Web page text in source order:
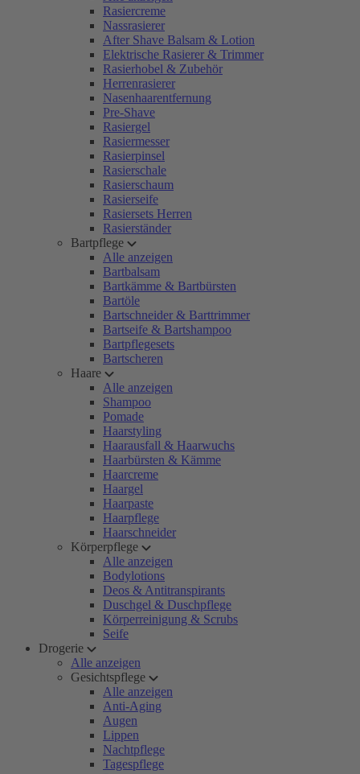
Rasiercreme
Nassrasierer
After Shave Balsam & Lotion
Elektrische Rasierer & Trimmer
Rasierhobel & Zubehör
Herrenrasierer
Nasenhaarentfernung
Pre-Shave
Rasiergel
Rasiermesser
Rasierpinsel
Rasierschale
Rasierschaum
Rasierseife
Rasiersets Herren
Rasierständer
Bartpflege
Alle anzeigen
Bartbalsam
Bartkämme & Bartbürsten
Bartöle
Bartschneider & Barttrimmer
Bartseife & Bartshampoo
Bartpflegesets
Bartscheren
Haare
Alle anzeigen
Shampoo
Pomade
Haarstyling
Haarausfall & Haarwuchs
Haarbürsten & Kämme
Haarcreme
Haargel
Haarpaste
Haarpflege
Haarschneider
Körperpflege
Alle anzeigen
Bodylotions
Deos & Antitranspirants
Duschgel & Duschpflege
Körperreinigung & Scrubs
Seife
Drogerie
Alle anzeigen
Gesichtspflege
Alle anzeigen
Anti-Aging
Augen
Lippen
Nachtpflege
Tagespflege